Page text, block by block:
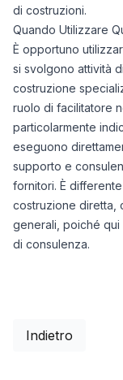
di costruzioni.
Quando Utilizzare
È opportuno
si svolgono attività
costruzione
ruolo di facilitatore
particolarmente
eseguono
supporto e
fornitori. È
costruzione diretta,
generali, poiché
di consulenza.
Indietro